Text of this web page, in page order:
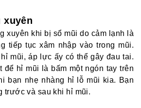
xuyên
xuyên khi bị sổ mũi do cảm lạnh là
tiếp tục xâm nhập vào trong mũi.
mũi, áp lực ấy có thể gây đau tai.
để hỉ mũi là bấm một ngón tay trên
bạn nhẹ nhàng hỉ lỗ mũi kia. Bạn
trước và sau khi hỉ mũi.